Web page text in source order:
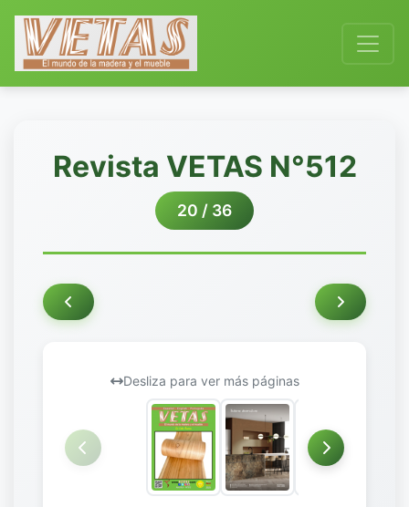
Revista VETAS N°512
20 / 36
Desliza para ver más páginas